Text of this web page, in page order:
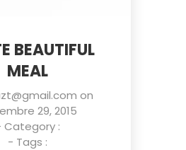
BEAUTIFUL
MEAL
on
29, 2015
Category :
- Tags :